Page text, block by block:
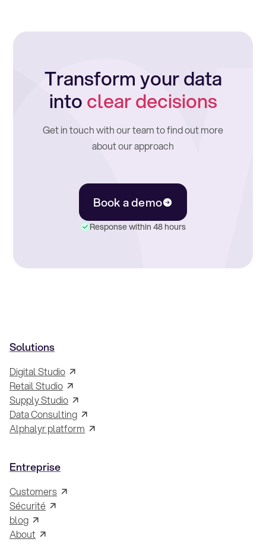
Transform your data
intoclear decisions
Get in touch with our team to find out more
about our approach
Book a demo
Response within 48 hours
Solutions
Digital Studio
Retail Studio
Supply Studio
Data Consulting
Alphalyr platform
Entreprise
Customers
Sécurité
blog
About